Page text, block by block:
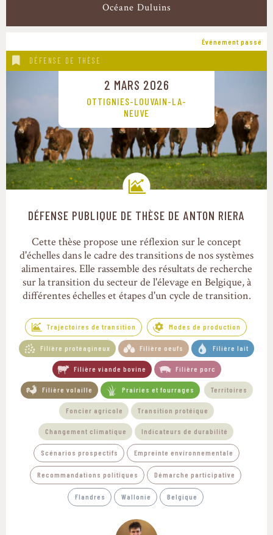
Océane Duluins
Événement passé
DÉFENSE DE THÈSE
2 MARS 2026
OTTIGNIES-LOUVAIN-LA-
NEUVE
DÉFENSE PUBLIQUE DE THÈSE DE ANTON RIERA
Cette thèse propose une réflexion sur le concept
d'échelles dans le cadre des transitions de nos systèmes
alimentaires. Elle rassemble des résultats de recherche
sur la transition du secteur de l'élevage en Belgique, à
différentes échelles et étapes d'un cycle de transition.
Trajectoires de transition Modes de production
Filière protéagineux Filière oeufs Filière lait
Filière viande bovine Filière porc
Filière volaille Prairies et fourrages Territoires
Foncier agricole Transition protéique
Changement climatique Indicateurs de durabilité
Scénarios prospectifs Empreinte environnementale
Recommandations politiques Démarche participative
Flandres Wallonie Belgique